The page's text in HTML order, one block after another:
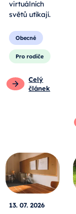
virtuálních
světů utíkají.
Obecné
Pro rodiče
Celý
článek
13. 07. 2026